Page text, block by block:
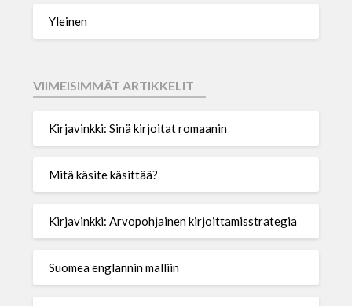
Yleinen
VIIMEISIMMÄT ARTIKKELIT
Kirjavinkki: Sinä kirjoitat romaanin
Mitä käsite käsittää?
Kirjavinkki: Arvopohjainen kirjoittamisstrategia
Suomea englannin malliin